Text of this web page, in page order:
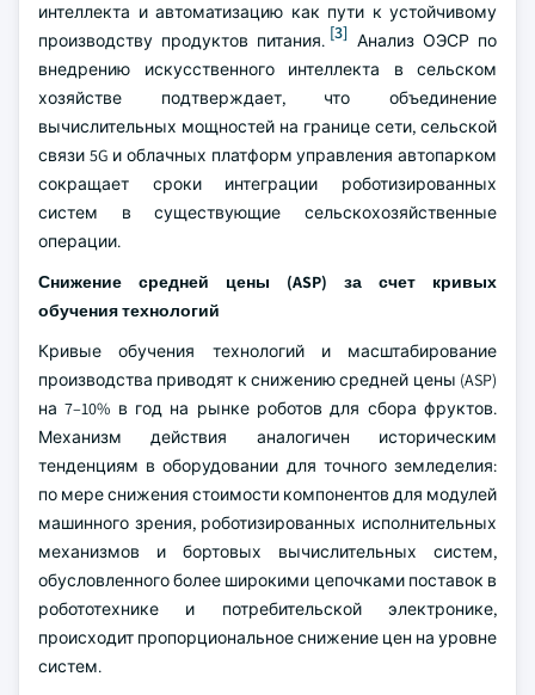
интеллекта и автоматизацию как пути к устойчивому
производству продуктов питания. [3] Анализ ОЭСР по
внедрению искусственного интеллекта в сельском
хозяйстве подтверждает, что объединение
вычислительных мощностей на границе сети, сельской
связи 5G и облачных платформ управления автопарком
сокращает сроки интеграции роботизированных
систем в существующие сельскохозяйственные
операции.
Снижение средней цены (ASP) за счет кривых
обучения технологий
Кривые обучения технологий и масштабирование
производства приводят к снижению средней цены (ASP)
на 7–10% в год на рынке роботов для сбора фруктов.
Механизм действия аналогичен историческим
тенденциям в оборудовании для точного земледелия:
по мере снижения стоимости компонентов для модулей
машинного зрения, роботизированных исполнительных
механизмов и бортовых вычислительных систем,
обусловленного более широкими цепочками поставок в
робототехнике и потребительской электронике,
происходит пропорциональное снижение цен на уровне
систем.